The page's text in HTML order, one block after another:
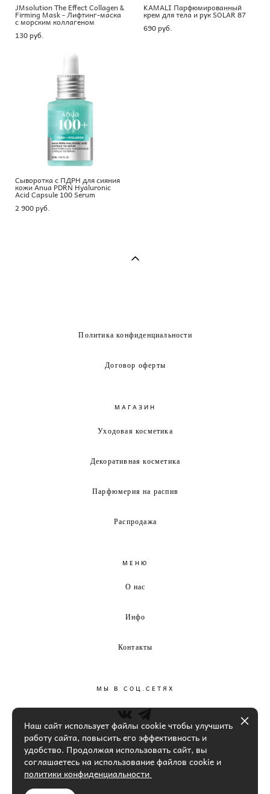
JMsolution The Effect Collagen &
Firming Mask - Лифтинг-маска
с морским коллагеном
130 pуб.
KAMALI Парфюмированный
крем для тела и рук SOLAR 87
690 pуб.
Сыворотка с ПДРН для сияния
кожи Anua PDRN Hyaluronic
Acid Capsule 100 Serum
2 900 pуб.
Политика конфиденциальности
Договор оферты
МАГАЗИН
Уходовая косметика
Декоративная косметика
Парфюмерия на распив
Распродажа
МЕНЮ
О нас
Инфо
Контакты
МЫ В СОЦ.СЕТЯХ
Наш сайт использует файлы cookie чтобы улучшить
работу сайта, повысить его эффективность и
удобство. Продолжая использовать сайт, вы
соглашаетесь на использование файлов cookie и
политики конфиденциальности